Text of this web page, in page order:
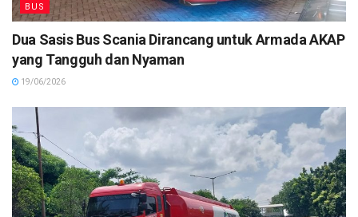
BUS
Dua Sasis Bus Scania Dirancang untuk Armada AKAP
yang Tangguh dan Nyaman
19/06/2026